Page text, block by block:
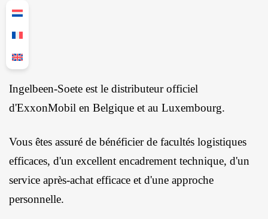
Ingelbeen-Soete est le distributeur officiel
d'ExxonMobil en Belgique et au Luxembourg.
Vous êtes assuré de bénéficier de facultés logistiques
efficaces, d'un excellent encadrement technique, d'un
service après-achat efficace et d'une approche
personnelle.